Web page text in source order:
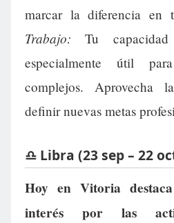
marcar la diferencia en
Trabajo: Tu
especialmente útil
complejos. Aprovecha
definir nuevas metas
♎ Libra (23 sep – 22
Hoy en Vitoria
interés por las